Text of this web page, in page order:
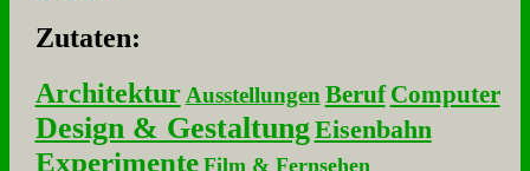
Zu­ta­ten:
Architektur Ausstellungen Beruf Computer
Design & GestaltungEisenbahn
Experimente Film & Fernsehen